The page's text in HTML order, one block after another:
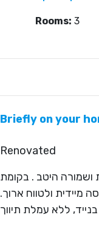
Rooms: 3
Briefly on your
Renovated
3 חדרים מרווחת ושמורה היטב . בקומת
מיידית ולטווח ארוך.